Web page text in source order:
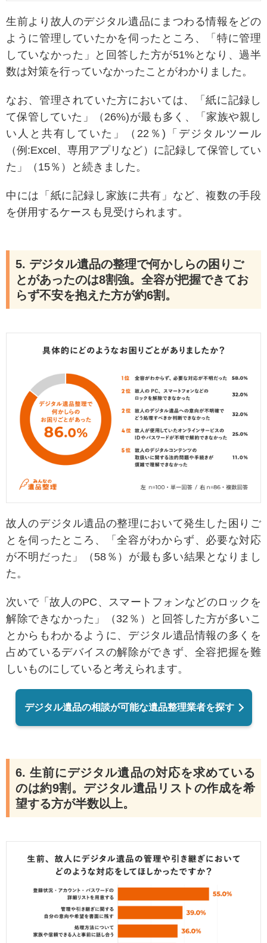
生前より故人のデジタル遺品にまつわる情報をどの
ように管理していたかを伺ったところ、「特に管理
していなかった」と回答した方が51%となり、過半
数は対策を行っていなかったことがわかりました。
なお、管理されていた方においては、「紙に記録し
て保管していた」（26%)が最も多く、「家族や親し
い人と共有していた」（22％)「デジタルツール
（例:Excel、専用アプリなど）に記録して保管してい
た」（15％）と続きました。
中には「紙に記録し家族に共有」など、複数の手段
を併用するケースも見受けられます。
5. デジタル遺品の整理で何かしらの困りご
とがあったのは8割強。全容が把握できてお
らず不安を抱えた方が約6割。
故人のデジタル遺品の整理において発生した困りご
とを伺ったところ、「全容がわからず、必要な対応
が不明だった」（58％）が最も多い結果となりまし
た。
次いで「故人のPC、スマートフォンなどのロックを
解除できなかった」（32％）と回答した方が多いこ
とからもわかるように、デジタル遺品情報の多くを
占めているデバイスの解除ができず、全容把握を難
しいものにしていると考えられます。
デジタル遺品の相談が可能な遺品整理業者を探す
6. 生前にデジタル遺品の対応を求めている
のは約9割。デジタル遺品リストの作成を希
望する方が半数以上。